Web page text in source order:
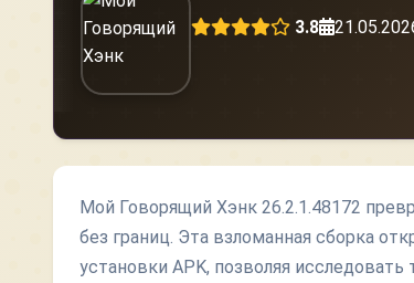
3.8
Мой Говорящий Хэнк 26.2.1.48172
без границ. Эта взломанная сборка
установки APK, позволяя